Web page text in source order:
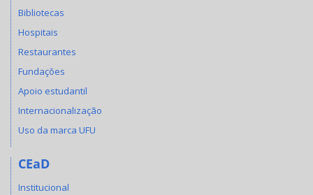
Bibliotecas
Hospitais
Restaurantes
Fundações
Apoio estudantil
Internacionalização
Uso da marca UFU
CEaD
Institucional